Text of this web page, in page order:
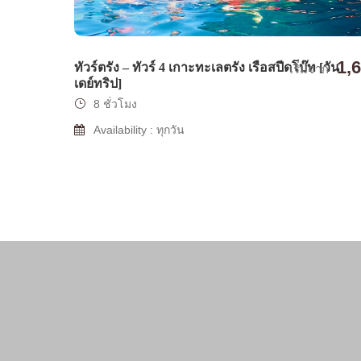
ทัวร์ตรัง – ทัวร์ 4 เกาะทะเลตรัง เรือสปีดโบ๊ท [วัน
เดย์ทริป]
เริ่มจาก
8 ชั่วโมง
Availability : ทุกวัน